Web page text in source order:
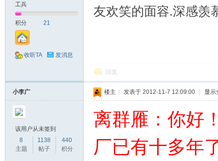
工兵
积分 21
收听TA 发消息
友欢笑的面容.深感羡
回复
小李广
该用户从未签到
8
主题
1138
帖子
440
积分
楼主 发表于 2012-11-7 12:09:00 显示
离群雁：你好
厂已有十多年